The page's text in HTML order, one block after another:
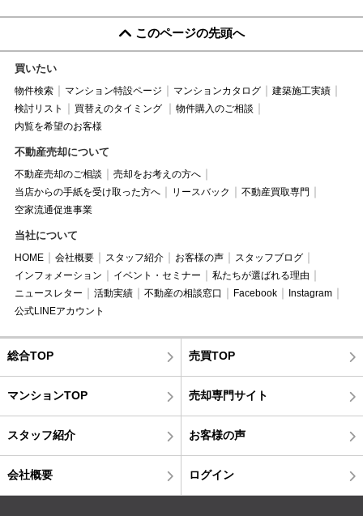
このページの先頭へ
買いたい
物件検索 マンション特設ページ マンションカタログ
建築施工実績
検討リスト
買替えのタイミング
物件購入のご相談
内覧を希望のお客様
不動産売却について
不動産売却のご相談
売却をお考えの方へ
当店からの手紙を受け取った方へ
リースバック
不動産買取専門
空家流通促進事業
当社について
HOME 会社概要 スタッフ紹介 お客様の声
スタッフブログ
インフォメーション
イベント・セミナー
私たちが選ばれる理由
ニュースレター
活動実績 不動産の相談窓口 Facebook
Instagram
公式LINEアカウント
総合TOP 売買TOP
マンションTOP 売却専門サイト
スタッフ紹介 お客様の声
会社概要 ログイン